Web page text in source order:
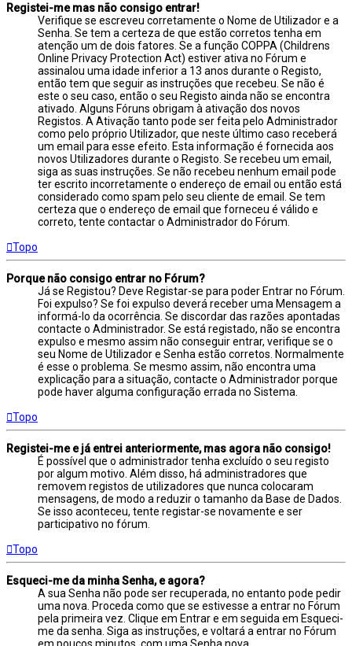
Registei-me mas não consigo entrar!
Verifique se escreveu corretamente o Nome de Utilizador e a
Senha. Se tem a certeza de que estão corretos tenha em
atenção um de dois fatores. Se a função COPPA (Childrens
Online Privacy Protection Act) estiver ativa no Fórum e
assinalou uma idade inferior a 13 anos durante o Registo,
então tem que seguir as instruções que recebeu. Se não é
este o seu caso, então o seu Registo ainda não se encontra
ativado. Alguns Fóruns obrigam à ativação dos novos
Registos. A Ativação tanto pode ser feita pelo Administrador
como pelo próprio Utilizador, que neste último caso receberá
um email para esse efeito. Esta informação é fornecida aos
novos Utilizadores durante o Registo. Se recebeu um email,
siga as suas instruções. Se não recebeu nenhum email pode
ter escrito incorretamente o endereço de email ou então está
considerado como spam pelo seu cliente de email. Se tem
certeza que o endereço de email que forneceu é válido e
correto, tente contactar o Administrador do Fórum.
Topo
Porque não consigo entrar no Fórum?
Já se Registou? Deve Registar-se para poder Entrar no Fórum.
Foi expulso? Se foi expulso deverá receber uma Mensagem a
informá-lo da ocorrência. Se discordar das razões apontadas
contacte o Administrador. Se está registado, não se encontra
expulso e mesmo assim não conseguir entrar, verifique se o
seu Nome de Utilizador e Senha estão corretos. Normalmente
é esse o problema. Se mesmo assim, não encontra uma
explicação para a situação, contacte o Administrador porque
pode haver alguma configuração errada no Sistema.
Topo
Registei-me e já entrei anteriormente, mas agora não consigo!
É possível que o administrador tenha excluído o seu registo
por algum motivo. Além disso, há administradores que
removem registos de utilizadores que nunca colocaram
mensagens, de modo a reduzir o tamanho da Base de Dados.
Se isso aconteceu, tente registar-se novamente e ser
participativo no fórum.
Topo
Esqueci-me da minha Senha, e agora?
A sua Senha não pode ser recuperada, no entanto pode pedir
uma nova. Proceda como que se estivesse a entrar no Fórum
pela primeira vez. Clique em Entrar e em seguida em Esqueci-
me da senha. Siga as instruções, e voltará a entrar no Fórum
em poucos minutos, com uma Senha nova.